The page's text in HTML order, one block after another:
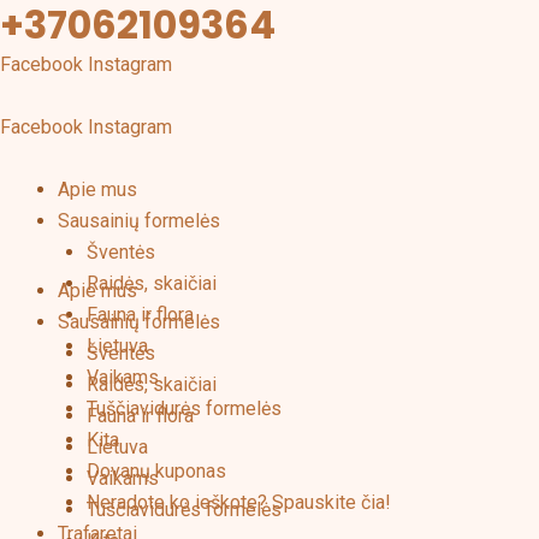
Pereiti
prie
turinio
+37062109364
Facebook Instagram
Facebook Instagram
Apie mus
Sausainių formelės
Šventės
Raidės, skaičiai
Fauna ir flora
Lietuva
Vaikams
Tuščiavidurės formelės
Kita
Dovanų kuponas
Neradote ko ieškote? Spauskite čia!
Trafaretai
Apie mus
Sausainių formelės
Šventės
Raidės, skaičiai
Fauna ir flora
Lietuva
Vaikams
Tuščiavidurės formelės